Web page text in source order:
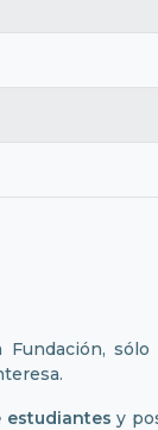
estudiantes y